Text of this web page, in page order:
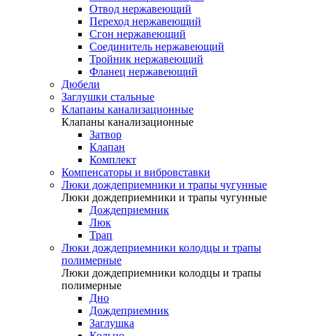
Отвод нержавеющий
Переход нержавеющий
Сгон нержавеющий
Соединитель нержавеющий
Тройник нержавеющий
Фланец нержавеющий
Дюбели
Заглушки стальные
Клапаны канализационные
Клапаны канализационные
Затвор
Клапан
Комплект
Компенсаторы и вибровставки
Люки дождеприемники и трапы чугунные
Люки дождеприемники и трапы чугунные
Дождеприемник
Люк
Трап
Люки дождеприемники колодцы и трапы
полимерные
Люки дождеприемники колодцы и трапы
полимерные
Дно
Дождеприемник
Заглушка